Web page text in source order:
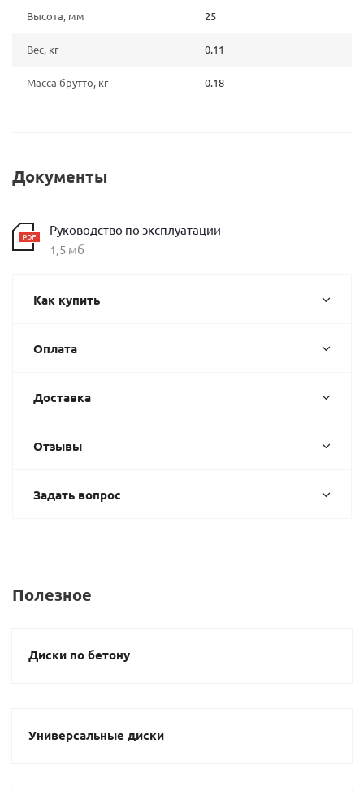
Высота, мм 25
Вес, кг 0.11
Масса брутто, кг 0.18
Документы
Руководство по эксплуатации
1,5 мб
Как купить
Оплата
Доставка
Отзывы
Задать вопрос
Полезное
Диски по бетону
Универсальные диски